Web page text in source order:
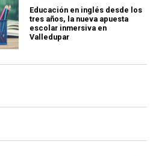
Educación en inglés desde los
tres años, la nueva apuesta
escolar inmersiva en
Valledupar